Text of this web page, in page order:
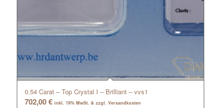
0.54 Carat – Top Crystal I – Brilliant – vvs1
702,00€ inkl. 19% MwSt. & zzgl. Versandkosten